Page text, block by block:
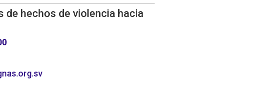
de hechos de violencia hacia